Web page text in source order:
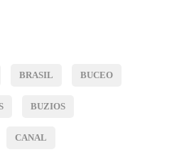
BRASIL BUCEO
BUZIOS
CANAL